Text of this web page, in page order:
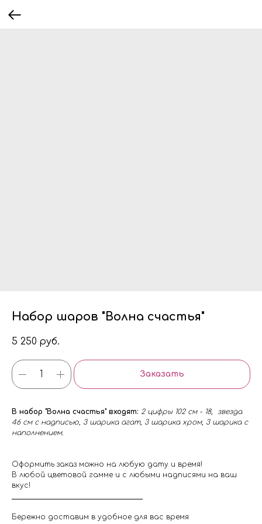
Набор шаров "Волна счастья"
5 250 руб.
Заказать
В набор "Волна счастья" входят: 2 цифры 102 см - 18, звезда
46 см с надписью, 3 шарика агат, 3 шарика хром, 3 шарика с
наполнением.
Оформить заказ можно на любую дату и время!
В любой цветовой гамме и с любыми надписями на ваш
вкус!
Бережно доставим в удобное для вас время